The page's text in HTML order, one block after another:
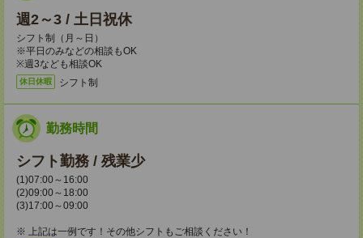
週2～3 / 土日祝休
シフト制（月～日）
※平日のみなどの相談もOK
※週3なども相談OK
休日休暇 シフト制
勤務時間
シフト勤務 / 残業少
(1)07:00～16:00
(2)09:00～18:00
(3)17:00～09:00
※ 上記は一例です！その他シフトもご相談ください！